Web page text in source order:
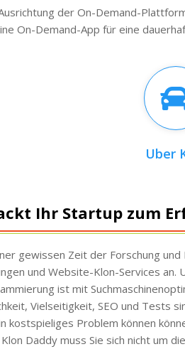
der On-Demand-
On-Demand-App für eine
Uber
Ihr Startup zum
gewissen Zeit der Forschung
und Website-Klon-Services
ist mit
Vielseitigkeit, SEO und Tests
kostspieliges Problem können
Daddy muss Sie sich nicht um